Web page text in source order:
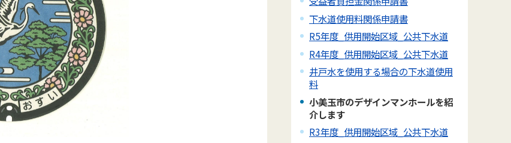
下水道使用料関係申請書
R5年度_供用開始区域_公共下水道
R4年度_供用開始区域_公共下水道
井戸水を使用する場合の下水道使用
料
小美玉市のデザインマンホールを紹
介します
R3年度_供用開始区域_公共下水道